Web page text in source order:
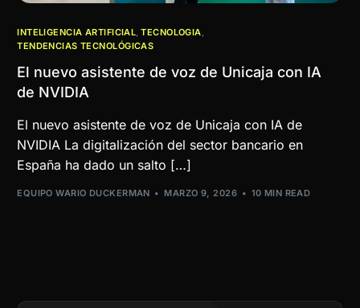
INTELIGENCIA ARTIFICIAL,TECNOLOGIA,
TENDENCIAS TECNOLÓGICAS
El nuevo asistente de voz de Unicaja con IA
de NVIDIA
El nuevo asistente de voz de Unicaja con IA de
NVIDIA La digitalización del sector bancario en
España ha dado un salto […]
EQUIPO WARIO DUCKERMAN MARZO 9, 2026 10 MIN READ